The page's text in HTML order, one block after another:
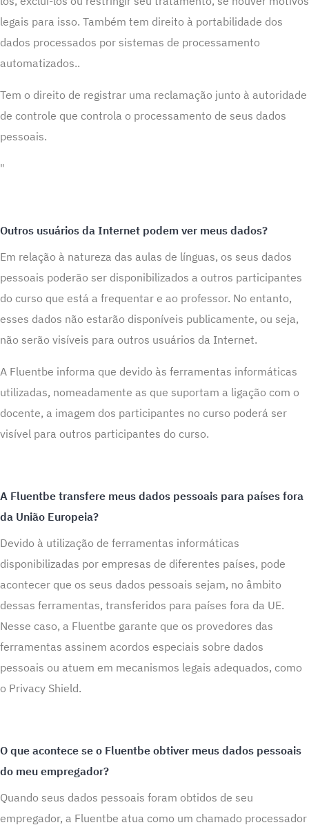
legais para isso. Também tem direito à portabilidade dos
dados processados ​​por sistemas de processamento
automatizados..
Tem o direito de registrar uma reclamação junto à autoridade
de controle que controla o processamento de seus dados
pessoais.
"
Outros usuários da Internet podem ver meus dados?
Em relação à natureza das aulas de línguas, os seus dados
pessoais poderão ser disponibilizados a outros participantes
do curso que está a frequentar e ao professor. No entanto,
esses dados não estarão disponíveis publicamente, ou seja,
não serão visíveis para outros usuários da Internet.
A Fluentbe informa que devido às ferramentas informáticas
utilizadas, nomeadamente as que suportam a ligação com o
docente, a imagem dos participantes no curso poderá ser
visível para outros participantes do curso.
A Fluentbe transfere meus dados pessoais para países fora
da União Europeia?
Devido à utilização de ferramentas informáticas
disponibilizadas por empresas de diferentes países, pode
acontecer que os seus dados pessoais sejam, no âmbito
dessas ferramentas, transferidos para países fora da UE.
Nesse caso, a Fluentbe garante que os provedores das
ferramentas assinem acordos especiais sobre dados
pessoais ou atuem em mecanismos legais adequados, como
o Privacy Shield.
O que acontece se o Fluentbe obtiver meus dados pessoais
do meu empregador?
Quando seus dados pessoais foram obtidos de seu
empregador, a Fluentbe atua como um chamado processador